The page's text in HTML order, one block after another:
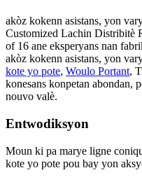
akòz kokenn asistans, yon
Customized Lachin Distribitè
of 16 ane eksperyans nan
akòz kokenn asistans, yon
kote yo pote, Woulo Portant,
konesans konpetan abondan,
nouvo valè.
Entwodiksyon
Moun ki pa marye ligne
kote yo pote pou bay yon